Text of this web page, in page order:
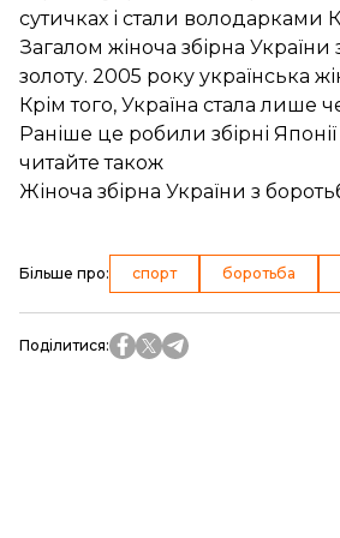
сутичках і стали володарками
Загалом жіноча збірна
золоту. 2005 року українська
Крім того, Україна стала лише
Раніше це робили збірні
читайте також
Жіноча збірна України з
Більше про: спорт боротьба
Поділитися: